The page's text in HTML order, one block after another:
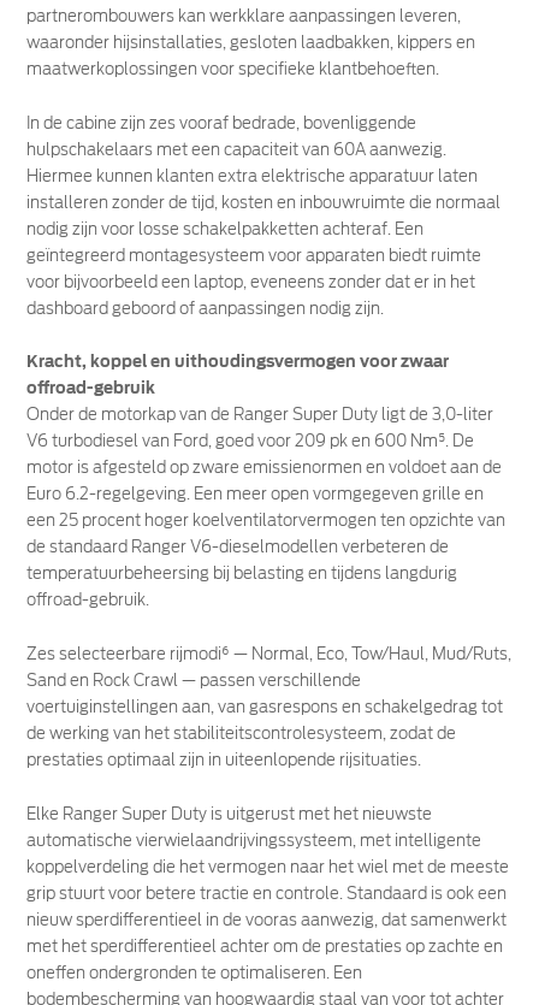
partnerombouwers kan werkklare aanpassingen leveren,
waaronder hijsinstallaties, gesloten laadbakken, kippers en
maatwerkoplossingen voor specifieke klantbehoeften.
In de cabine zijn zes vooraf bedrade, bovenliggende
hulpschakelaars met een capaciteit van 60A aanwezig.
Hiermee kunnen klanten extra elektrische apparatuur laten
installeren zonder de tijd, kosten en inbouwruimte die normaal
nodig zijn voor losse schakelpakketten achteraf. Een
geïntegreerd montagesysteem voor apparaten biedt ruimte
voor bijvoorbeeld een laptop, eveneens zonder dat er in het
dashboard geboord of aanpassingen nodig zijn.
Kracht, koppel en uithoudingsvermogen voor zwaar
offroad-gebruik
Onder de motorkap van de Ranger Super Duty ligt de 3,0-liter
V6 turbodiesel van Ford, goed voor 209 pk en 600 Nm⁵. De
motor is afgesteld op zware emissienormen en voldoet aan de
Euro 6.2-regelgeving. Een meer open vormgegeven grille en
een 25 procent hoger koelventilatorvermogen ten opzichte van
de standaard Ranger V6-dieselmodellen verbeteren de
temperatuurbeheersing bij belasting en tijdens langdurig
offroad-gebruik.
Zes selecteerbare rijmodi⁶ — Normal, Eco, Tow/Haul, Mud/Ruts,
Sand en Rock Crawl — passen verschillende
voertuiginstellingen aan, van gasrespons en schakelgedrag tot
de werking van het stabiliteitscontrolesysteem, zodat de
prestaties optimaal zijn in uiteenlopende rijsituaties.
Elke Ranger Super Duty is uitgerust met het nieuwste
automatische vierwielaandrijvingssysteem, met intelligente
koppelverdeling die het vermogen naar het wiel met de meeste
grip stuurt voor betere tractie en controle. Standaard is ook een
nieuw sperdifferentieel in de vooras aanwezig, dat samenwerkt
met het sperdifferentieel achter om de prestaties op zachte en
oneffen ondergronden te optimaliseren. Een
bodembescherming van hoogwaardig staal van voor tot achter